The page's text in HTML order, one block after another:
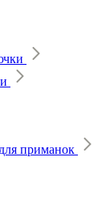
приманок